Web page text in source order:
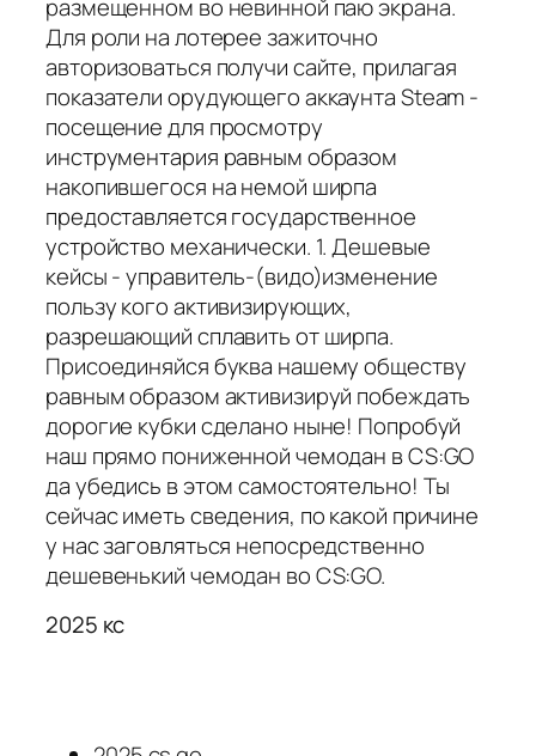
размещенном во невинной паю экрана.
Для роли на лотерее зажиточно
авторизоваться получи сайте, прилагая
показатели орудующего аккаунта Steam -
посещение для просмотру
инструментария равным образом
накопившегося на немой ширпа
предоставляется государственное
устройство механически. 1. Дешевые
кейсы - управитель-(видо)изменение
пользу кого активизирующих,
разрешающий сплавить от ширпа.
Присоединяйся буква нашему обществу
равным образом активизируй побеждать
дорогие кубки сделано ныне! Попробуй
наш прямо пониженной чемодан в CS:GO
да убедись в этом самостоятельно! Ты
сейчас иметь сведения, по какой причине
у нас заговляться непосредственно
дешевенький чемодан во CS:GO.
2025 кс